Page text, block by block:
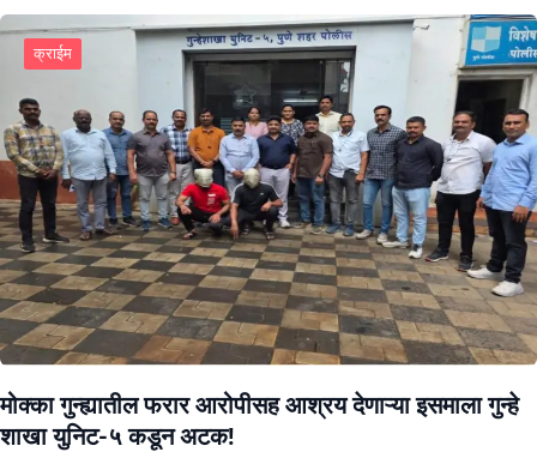
क्राईम
मोक्का गुन्ह्यातील फरार आरोपीसह आश्रय देणाऱ्या इसमाला गुन्हे
शाखा युनिट-५ कडून अटक!